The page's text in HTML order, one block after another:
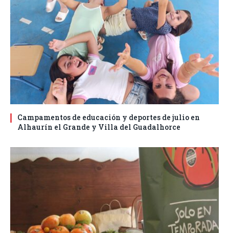
Campamentos de educación y deportes de julio en
Alhaurín el Grande y Villa del Guadalhorce